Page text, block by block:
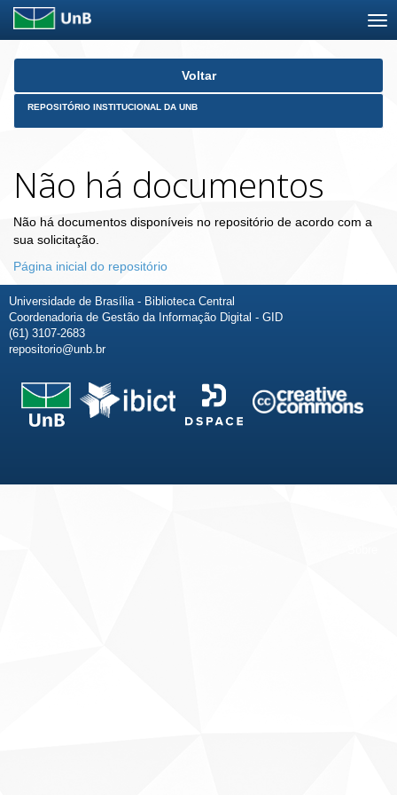
Skip
Voltar
REPOSITÓRIO INSTITUCIONAL DA UNB
Não há documentos
Não há documentos disponíveis no repositório de acordo com a
sua solicitação.
Página inicial do repositório
Universidade de Brasília - Biblioteca Central
Coordenadoria de Gestão da Informação Digital - GID
(61) 3107-2683
repositorio@unb.br